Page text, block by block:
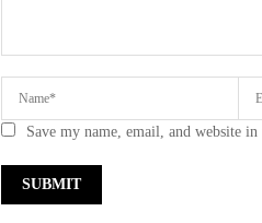
Save my name, email, and website